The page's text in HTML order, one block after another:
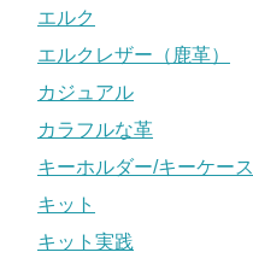
エルク
エルクレザー（鹿革）
カジュアル
カラフルな革
キーホルダー/キーケース
キット
キット実践